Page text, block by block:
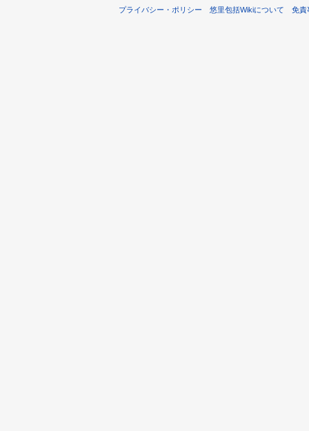
プライバシー・ポリシー 悠里包括Wikiについて 免責